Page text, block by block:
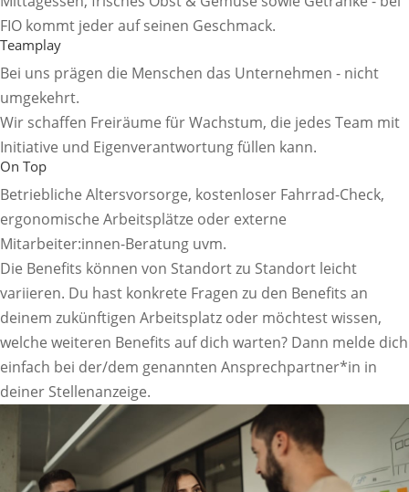
FIO kommt jeder auf seinen Geschmack.
Teamplay
Bei uns prägen die Menschen das Unternehmen - nicht
umgekehrt.
Wir schaffen Freiräume für Wachstum, die jedes Team mit
Initiative und Eigenverantwortung füllen kann.
On Top
Betriebliche Altersvorsorge, kostenloser Fahrrad-Check,
ergonomische Arbeitsplätze oder externe
Mitarbeiter:innen-Beratung uvm.
Die Benefits können von Standort zu Standort leicht
variieren. Du hast konkrete Fragen zu den Benefits an
deinem zukünftigen Arbeitsplatz oder möchtest wissen,
welche weiteren Benefits auf dich warten? Dann melde dich
einfach bei der/dem genannten Ansprechpartner*in in
deiner Stellenanzeige.